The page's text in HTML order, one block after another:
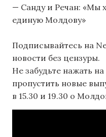
— Санду и Речан: «Мы
единую Молдову»
Подписывайтесь на
новости без цензуры.
Не забудьте нажать
пропустить новые
в 15.30 и 19.30 о